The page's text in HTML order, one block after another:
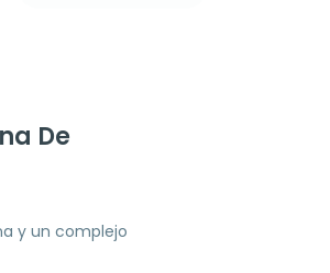
De
y un complejo